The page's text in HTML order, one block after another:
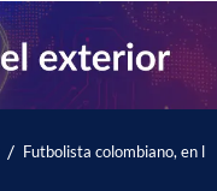
/ Futbolista colombiano, en